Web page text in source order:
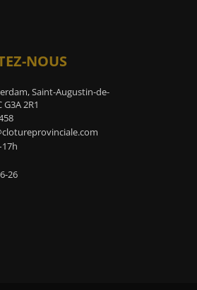
NOUS
Saint-Augustin-de-
2R1
26